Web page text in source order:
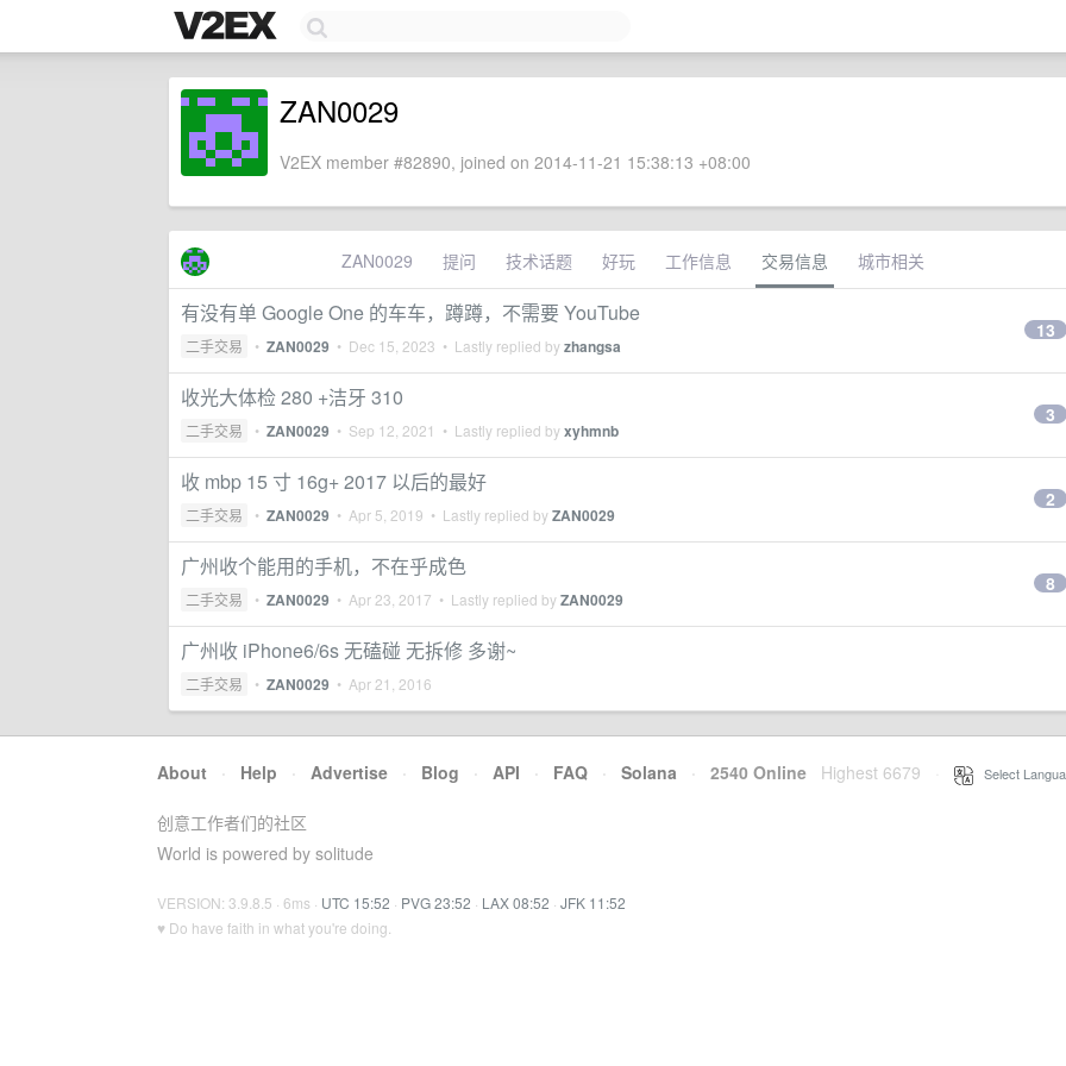
ZAN0029
V2EX member #82890, joined on 2014-11-21 15:38:13 +08:00
ZAN0029 提问 技术话题 好玩 工作信息 交易信息 城市相关
有没有单 Google One 的车车，蹲蹲，不需要 YouTube
二手交易 • ZAN0029 • Dec 15, 2023 • Lastly replied byzhangsa
13
收光大体检 280 +洁牙 310
二手交易 • ZAN0029 • Sep 12, 2021 • Lastly replied byxyhmnb
3
收 mbp 15 寸 16g+ 2017 以后的最好
二手交易 • ZAN0029 • Apr 5, 2019 • Lastly replied byZAN0029
2
广州收个能用的手机，不在乎成色
二手交易 • ZAN0029 • Apr 23, 2017 • Lastly replied byZAN0029
8
广州收 iPhone6/6s 无磕碰 无拆修 多谢~
二手交易 • ZAN0029 • Apr 21, 2016
About · Help · Advertise · Blog · API · FAQ · Solana · 2540 Online Highest 6679 Select
创意工作者们的社区
World is powered by solitude
VERSION: 3.9.8.5 · 6ms · UTC 15:52 · PVG 23:52 · LAX 08:52 · JFK 11:52
♥ Do have faith in what you're doing.